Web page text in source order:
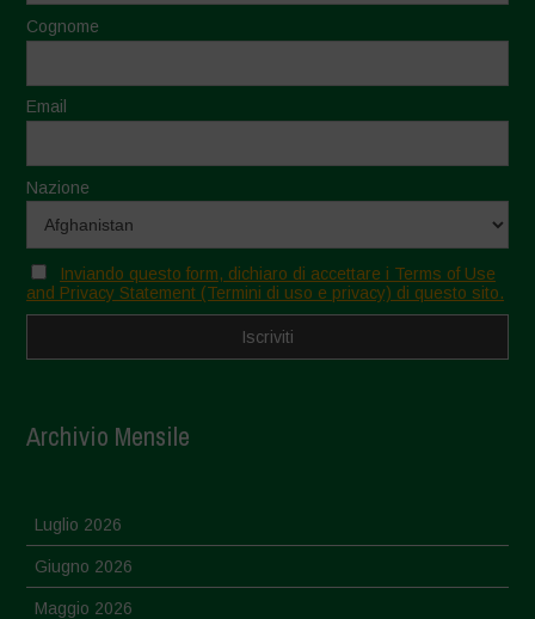
Cognome
Email
Nazione
Inviando questo form, dichiaro di accettare i Terms of Use
and Privacy Statement (Termini di uso e privacy) di questo sito.
Archivio Mensile
Luglio 2026
Giugno 2026
Maggio 2026